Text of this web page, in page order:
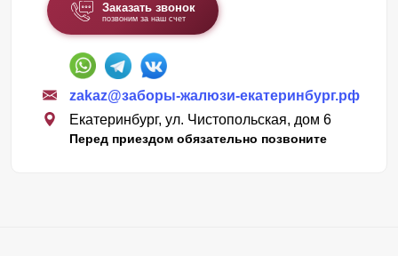
Заказать звонок
позвоним за наш счет
zakaz@заборы-жалюзи-екатеринбург.рф
Екатеринбург, ул. Чистопольская, дом 6
Перед приездом обязательно позвоните